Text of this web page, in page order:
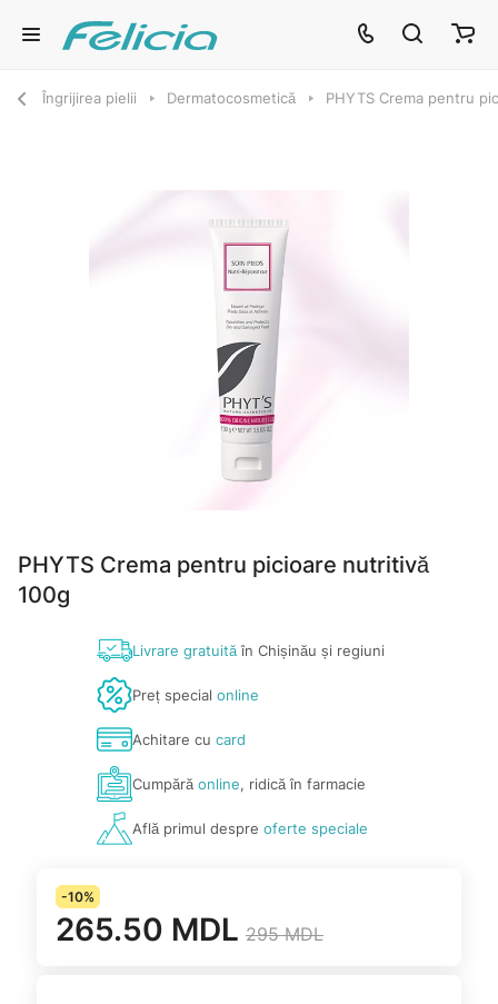
Îngrijirea pielii Dermatocosmetică PHYTS Crema pentru
PHYTS Crema pentru picioare nutritivă
100g
Livrare gratuităîn Chișinău și regiuni
Preț special online
Achitare cu card
Cumpărăonline, ridică în farmacie
Află primul despre oferte speciale
-10%
265.50 MDL 295 MDL